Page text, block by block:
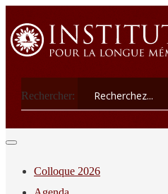
Rechercher:
Colloque 2026